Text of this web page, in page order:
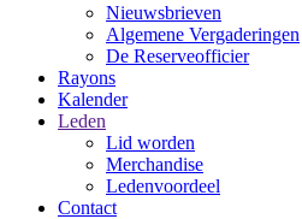
Nieuwsbrieven
Algemene Vergaderingen
De Reserveofficier
Rayons
Kalender
Leden
Lid worden
Merchandise
Ledenvoordeel
Contact